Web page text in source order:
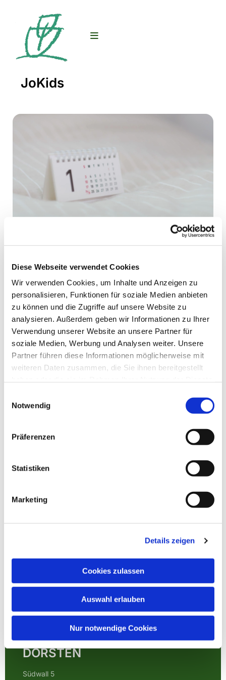
Diese Webseite verwendet Cookies
Wir verwenden Cookies, um Inhalte und Anzeigen zu
personalisieren, Funktionen für soziale Medien anbieten
zu können und die Zugriffe auf unsere Website zu
analysieren. Außerdem geben wir Informationen zu Ihrer
Verwendung unserer Website an unsere Partner für
soziale Medien, Werbung und Analysen weiter. Unsere
Partner führen diese Informationen möglicherweise mit
weiteren Daten zusammen, die Sie ihnen bereitgestellt
Notwendig
Präferenzen
Statistiken
Marketing
Details zeigen
Cookies zulassen
Auswahl erlauben
Nur notwendige Cookies
JoKids
17:30 Uhr
Gemeindezentrum, Südwall 5,
46282 Dorsten
Pfrn. Klapprodt
EVANGELISCHE
KIRCHENGEMEINDE
DORSTEN
Südwall 5